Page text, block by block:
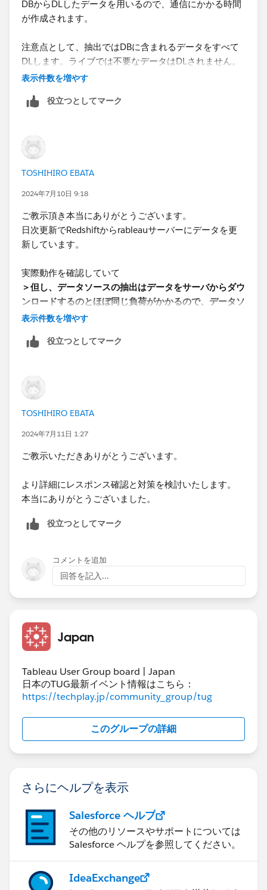
>>このようなやり方は現実的なものでしょうか。
する姿勢で決まります。当該データソースが秒単位や分
単位で更新され、Tableauワークブックがそれを反映し
なければならない場合は、抽出間隔が短くなりすぎるた
め抽出するのは現実的ではありません。そうではなく、
元データの更新は1日に1, 2回でよく、Tableauワークブ
のであれば、抽出するメリットが大きくまた現実的にも
対応可能であると思われます。但し、データソースの抽
の）レコード数が膨大である場合は抽出に時間がかかり
すぎて運用に耐えられない可能性が残ります。
私も「クエリが複雑で時間がかかるが、アウトプットさ
れるデータ自体は小さい」データソースであって鮮度が
求められない場面では抽出をよく利用しています。
（DB側の更新タイミングやリソースが混雑しすぎない
時間を見計らう必要はあります。）
DBからDLしたデータを用いるので、通信にかかる時間
が作成されます。
注意点として、抽出ではDBに含まれるデータをすべて
DLします。ライブでは不要なデータはDLされません。
（例えば直近１年のデータを見る機会が多いVIZであれ
が、抽出ではすべて入手します）
私もデータ抽出に失敗するケースを経験しました。６か
月単位でVIZそのものを分けるという少し強引な方法で
解決しました。
二回目以降の表示の際にキャッシュを再利用することで
高速に表示できますが、ダッシュボードのサイズ設定
を”自動”にしている場合、グラフ等を作成しなおしにな
す。
サイズ設定を”固定”にすることで高速化できる場合があ
ります。
表示件数を増やす
役立つとしてマーク
TOSHIHIRO EBATA
2024年7月10日 9:18
ご教示頂き本当にありがとうございます。
日次更新でRedshiftからrableauサーバーにデータを​更
新しています。
実際動作を確認していて
​＞但し、データソースの抽出はデータをサーバからダウ
ンロードするのとほぼ同じ負荷がかかるので、データソ
ースの（論理テーブルごとの）レコード数が膨大である
能性が残ります。
閲覧した際、画面表示までの​時間がかかりました。
（30-60秒）
2回目以降は数秒で画面表示できました。
​この点改めてご教示頂ければ幸甚です。
何卒よろしくお願い申し上げます。​
表示件数を増やす
役立つとしてマーク
TOSHIHIRO EBATA
2024年7月11日 1:27
ご教示いただきありがとうございます。
より詳細にレスポンス確認と対策を検討いたします。
本当にありがとうございました。
役立つとしてマーク
コメントを追加
回答を記入...
Japan
Tableau User Group board | Japan
日本のTUG最新イベント情報はこちら：
https://techplay.jp/community_group/tug
このグループの詳細
さらにヘルプを表示
Salesforce ヘルプ
その他のリソースやサポートについては
Salesforce ヘルプを参照してください。
IdeaExchange